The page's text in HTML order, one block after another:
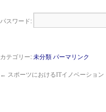
パスワード:
カテゴリー:未分類パーマリンク
← スポーツにおけるITイノベーション